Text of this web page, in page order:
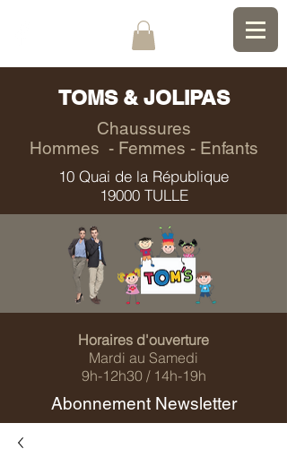
TOMS & JOLIPAS
Chaussures
Hommes - Femmes - Enfants
10 Quai de la République
19000 TULLE
Horaires d'ouverture
Mardi au Samedi
9h-12h30 / 14h-19h
Abonnement Newsletter